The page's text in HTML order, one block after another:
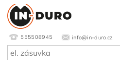
555508945 info@in-duro.cz